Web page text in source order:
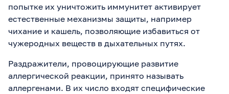
попытке их уничтожить иммунитет активирует
естественные механизмы защиты, например
чихание и кашель, позволяющие избавиться от
чужеродных веществ в дыхательных путях.
Раздражители, провоцирующие развитие
аллергической реакции, принято называть
аллергенами. В их число входят специфические